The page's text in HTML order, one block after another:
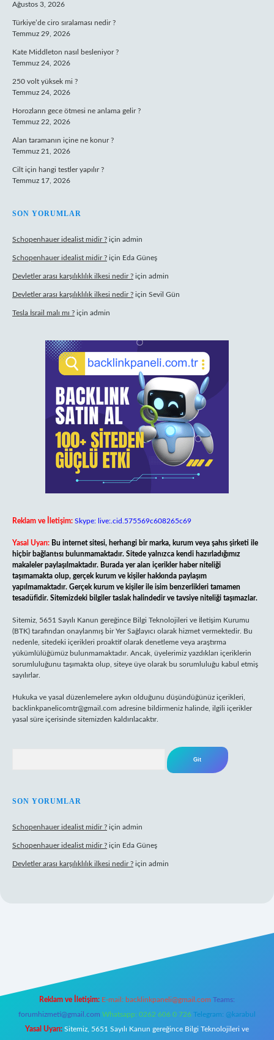
Ağustos 3, 2026
Türkiye’de ciro sıralaması nedir ?
Temmuz 29, 2026
Kate Middleton nasıl besleniyor ?
Temmuz 24, 2026
250 volt yüksek mi ?
Temmuz 24, 2026
Horozların gece ötmesi ne anlama gelir ?
Temmuz 22, 2026
Alan taramanın içine ne konur ?
Temmuz 21, 2026
Cilt için hangi testler yapılır ?
Temmuz 17, 2026
SON YORUMLAR
Schopenhauer idealist midir ? için admin
Schopenhauer idealist midir ? için Eda Güneş
Devletler arası karşılıklılık ilkesi nedir ? için admin
Devletler arası karşılıklılık ilkesi nedir ? için Sevil Gün
Tesla İsrail malı mı ? için admin
Reklam ve İletişim: Skype: live:.cid.575569c608265c69
Yasal Uyarı: Bu internet sitesi, herhangi bir marka, kurum veya şahıs şirketi ile
hiçbir bağlantısı bulunmamaktadır. Sitede yalnızca kendi hazırladığımız
makaleler paylaşılmaktadır. Burada yer alan içerikler haber niteliği
taşımamakta olup, gerçek kurum ve kişiler hakkında paylaşım
yapılmamaktadır. Gerçek kurum ve kişiler ile isim benzerlikleri tamamen
tesadüfidir. Sitemizdeki bilgiler taslak halindedir ve tavsiye niteliği taşımazlar.
Sitemiz, 5651 Sayılı Kanun gereğince Bilgi Teknolojileri ve İletişim Kurumu
(BTK) tarafından onaylanmış bir Yer Sağlayıcı olarak hizmet vermektedir. Bu
nedenle, sitedeki içerikleri proaktif olarak denetleme veya araştırma
yükümlülüğümüz bulunmamaktadır. Ancak, üyelerimiz yazdıkları içeriklerin
sorumluluğunu taşımakta olup, siteye üye olarak bu sorumluluğu kabul etmiş
sayılırlar.
Hukuka ve yasal düzenlemelere aykırı olduğunu düşündüğünüz içerikleri,
backlinkpanelicomtr@gmail.com adresine bildirmeniz halinde, ilgili içerikler
yasal süre içerisinde sitemizden kaldırılacaktır.
SON YORUMLAR
Schopenhauer idealist midir ? için admin
Schopenhauer idealist midir ? için Eda Güneş
Devletler arası karşılıklılık ilkesi nedir ? için admin
Reklam ve İletişim: E-mail: backlinkpaneli@gmail.com Teams:
forumhizmeti@gmail.com Whatsapp: 0262 606 0 726 Telegram: @karabul
Yasal Uyarı: Sitemiz, 5651 Sayılı Kanun gereğince Bilgi Teknolojileri ve